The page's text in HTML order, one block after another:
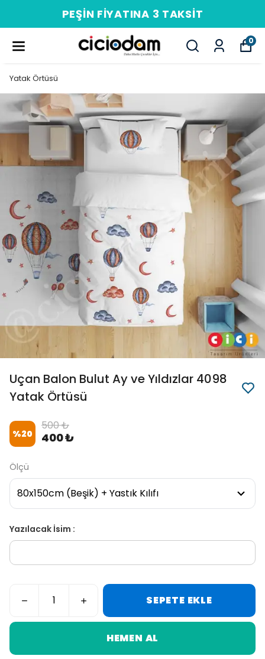
PEŞIN FIYATINA 3 TAKSIT
0
Yatak Örtüsü
Uçan Balon Bulut Ay ve Yıldızlar 4098
Yatak Örtüsü
%20
500 ₺
400 ₺
Ölçü
Yazılacak İsim :
SEPETE EKLE
HEMEN AL